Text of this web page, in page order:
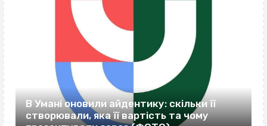
В Умані оновили айдентику: скільки її
створювали, яка її вартість та чому